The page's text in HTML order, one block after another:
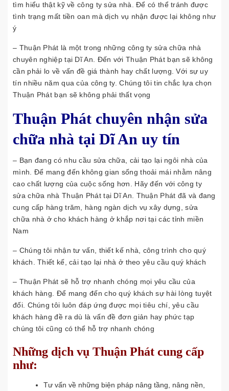
tìm hiểu thật kỹ về công ty sửa nhà. Để có thể tránh được
tình trạng mất tiền oan mà dịch vụ nhận được lại không như
ý
– Thuận Phát là một trong những công ty sửa chữa nhà
chuyên nghiệp tại Dĩ An. Đến với Thuận Phát bạn sẽ không
cần phải lo về vấn đề giá thành hay chất lượng. Với sự uy
tín nhiều năm qua của công ty. Chúng tôi tin chắc lựa chọn
Thuận Phát bạn sẽ không phải thất vọng
Thuận Phát chuyên nhận sửa
chữa nhà tại Dĩ An uy tín
– Bạn đang có nhu cầu sửa chữa, cải tạo lại ngôi nhà của
mình. Để mang đến không gian sống thoải mái nhằm nâng
cao chất lượng của cuộc sống hơn. Hãy đến với công ty
sửa chữa nhà Thuận Phát tại Dĩ An. Thuận Phát đã và đang
cung cấp hàng trăm, hàng ngàn dịch vụ xây dựng, sửa
chữa nhà ở cho khách hàng ở khắp nơi tại các tỉnh miền
Nam
– Chúng tôi nhận tư vấn, thiết kế nhà, công trình cho quý
khách. Thiết kế, cải tạo lại nhà ở theo yêu cầu quý khách
– Thuận Phát sẽ hỗ trợ nhanh chóng mọi yêu cầu của
khách hàng. Để mang đến cho quý khách sự hài lòng tuyệt
đối. Chúng tôi luôn đáp ứng được mọi tiêu chí, yêu cầu
khách hàng đề ra dù là vấn đề đơn giản hay phức tạp
chúng tôi cũng có thể hỗ trợ nhanh chóng
Những dịch vụ Thuận Phát cung cấp
như:
Tư vấn về những biện pháp nâng tầng, nâng nền,